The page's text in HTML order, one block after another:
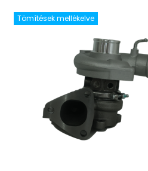
Tömítések mellékelve